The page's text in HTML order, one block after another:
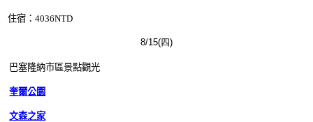
住宿：4036NTD
8/15(四)
巴塞隆納市區景點觀光
奎爾公園
文森之家